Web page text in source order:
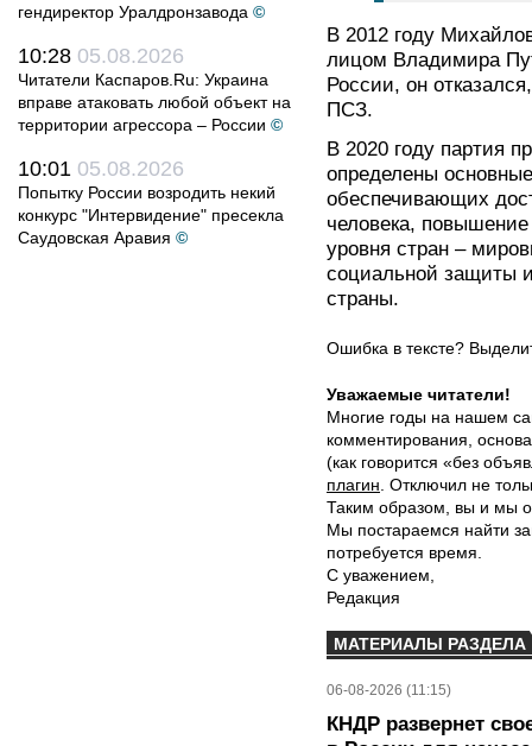
гендиректор Уралдронзавода ©
10:28 05.08.2026
Читатели Каспаров.Ru: Украина
вправе атаковать любой объект на
территории агрессора – России ©
10:01 05.08.2026
Попытку России возродить некий
конкурс "Интервидение" пресекла
Саудовская Аравия ©
В 2012 году
лицом Владимира
России, он
ПСЗ.
В 2020 году партия
определены
обеспечивающих
человека,
уровня стран –
социальной защиты
страны.
Ошибка в тексте?
Уважаемые читатели!
Многие годы на нашем
комментирования,
(как говорится «без
плагин . Отключил не
Таким образом, вы и мы
Мы постараемся найти
потребуется время.
С уважением,
Редакция
МАТЕРИАЛЫ РАЗДЕЛА
06-08-2026 (11:15)
КНДР развернет